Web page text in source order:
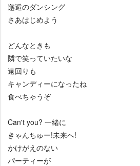
邂逅のダンシング
さあはじめよう
どんなときも
隣で笑っていたいな
遠回りも
キャンディーになったね
食べちゃうぞ
Can't you? 一緒に
きゃんちゅー!未来へ!
かけがえのない
パーティーが